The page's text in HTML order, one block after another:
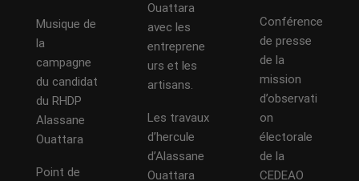
Musique de
la
campagne
du candidat
du RHDP
Alassane
Ouattara
Point de
Ouattara
avec les
entreprene
urs et les
artisans.
Les travaux
d’hercule
d’Alassane
Ouattara
Conférence
de presse
de la
mission
d’observati
on
électorale
de la
CEDEAO